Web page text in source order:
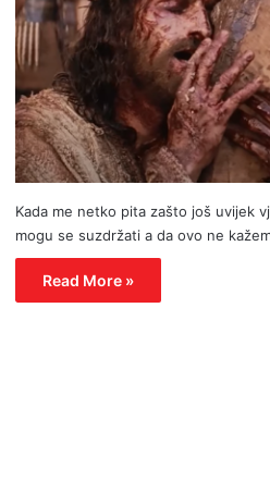
Kada me netko pita zašto još uvijek
mogu se suzdržati a da ovo ne
Read More »